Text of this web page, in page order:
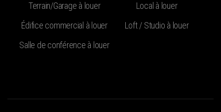
Terrain/Garage à louer
Local à louer
Édifice commercial à louer
Loft / Studio à louer
Salle de conférence à louer